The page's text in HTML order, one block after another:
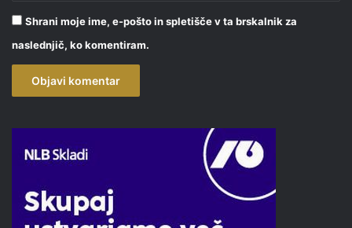
Shrani moje ime, e-pošto in spletišče v ta brskalnik za
naslednjič, ko komentiram.